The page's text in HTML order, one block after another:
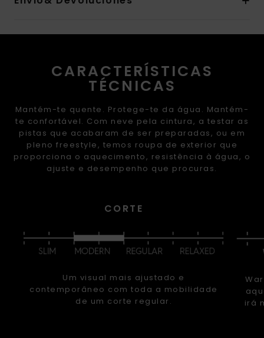
CARACTERÍSTICAS
TÉCNICAS
Mantém-te quente. Protege-te da água. Mantém-
te confortável. Com neve pela cintura, a testar as
pistas que acabaram de ser preparadas, ou em
pleno freestyle, temos roupa de exterior que
proporciona o aquecimento, resistência à água, o
ajuste e desempenho que procuras.
CORTE
Um visual mais ajustado e
contemporâneo com toda a mobilidade
de um corte regular.
irá